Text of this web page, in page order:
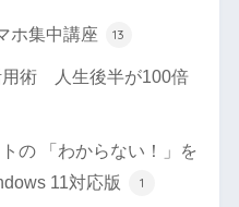
ホ集中講座 13
用術 人生後半が100倍
の 「わからない！」を
11対応版
1